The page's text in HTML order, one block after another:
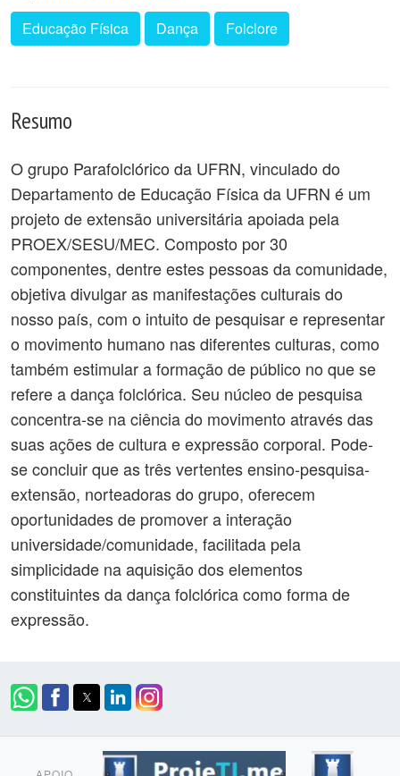
Educação Física Dança Folclore
Resumo
O grupo Parafolclórico da UFRN, vinculado do
Departamento de Educação Física da UFRN é um
projeto de extensão universitária apoiada pela
PROEX/SESU/MEC. Composto por 30
componentes, dentre estes pessoas da comunidade,
objetiva divulgar as manifestações culturais do
nosso país, com o intuito de pesquisar e representar
o movimento humano nas diferentes culturas, como
também estimular a formação de público no que se
refere a dança folclórica. Seu núcleo de pesquisa
concentra-se na ciência do movimento através das
suas ações de cultura e expressão corporal. Pode-
se concluir que as três vertentes ensino-pesquisa-
extensão, norteadoras do grupo, oferecem
oportunidades de promover a interação
universidade/comunidade, facilitada pela
simplicidade na aquisição dos elementos
constituintes da dança folclórica como forma de
expressão.